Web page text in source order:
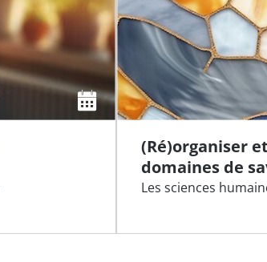
(Ré)organiser
domaines de
Les sciences